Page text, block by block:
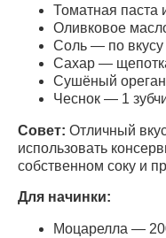
Томатная паста
Оливковое
Соль — по вкусу
Сахар —
Сушёный
Чеснок — 1
Совет: Отличный
использовать
собственном соку и
Для начинки:
Моцарелла —